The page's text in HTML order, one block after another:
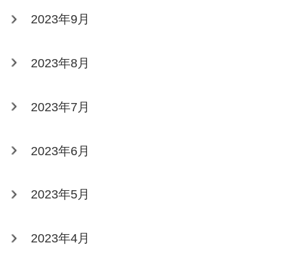
2023年9月
2023年8月
2023年7月
2023年6月
2023年5月
2023年4月